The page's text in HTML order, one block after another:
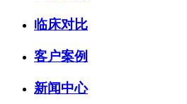
临床对比
客户案例
新闻中心